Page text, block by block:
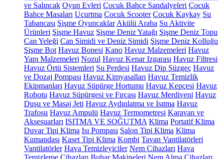
ve Salıncak Oyun Evleri Çocuk Bahçe Sandalyeleri Çocuk
Bahçe Masaları Uçurtma Çocuk Scooter Çocuk Kaykay Su
Tabancası Şişme Oyuncaklar Akülü Araba Su Aktivite
Ürünleri Şişme Havuz Şişme Deniz Yatağı Şişme Deniz Topu
Can Yeleği Can Simidi ve Deniz Simidi Şişme Deniz Kolluğu
Şişme Bot Havuz Bonesi Kano Havuz Malzemeleri Havuz
Yapı Malzemeleri Nozul Havuz Kenar Izgarası Havuz Filtresi
Havuz Örtü Sistemleri Su Perdesi Havuz Dip Süzgeç Havuz
ve Dozaj Pompası Havuz Kimyasalları Havuz Temizlik
Ekipmanları Havuz Süpürge Hortumu Havuz Kepçesi Havuz
Robotu Havuz Süpürgesi ve Fırçası Havuz Merdiveni Havuz
Duşu ve Masaj Jeti Havuz Aydınlatma ve Isıtma Havuz
Trafosu Havuz Ampulü Havuz Termometresi Karavan ve
Aksesuarları ISITMA VE SOĞUTMA Klima Portatif Klima
Duvar Tipi Klima Isı Pompası Salon Tipi Klima Klima
Kumandası Kaset Tipi Klima Kombi Tavan Vantilatörleri
Vantilatörler Hava Temizleyiciler Nem Cihazları Hava
Temizleme Cihazları Buhar Makineleri Nem Alma Cihazları